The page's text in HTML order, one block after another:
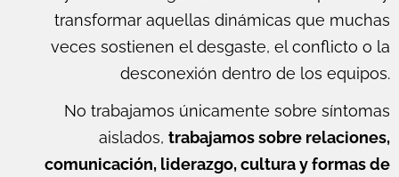
transformar aquellas dinámicas que muchas
veces sostienen el desgaste, el conflicto o la
desconexión dentro de los equipos.
No trabajamos únicamente sobre síntomas
aislados, trabajamos sobre relaciones,
comunicación, liderazgo, cultura y formas de